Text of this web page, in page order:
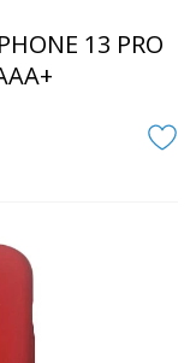
13 PRO